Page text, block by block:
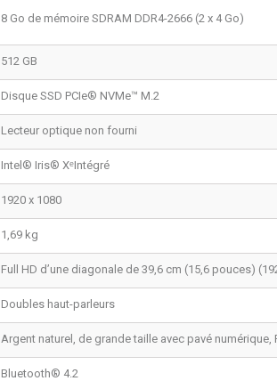
8 Go de mémoire SDRAM DDR4-2666 (2 x 4 Go)
512 GB
Disque SSD PCIe® NVMe™ M.2
Lecteur optique non fourni
Intel® Iris® XᵉIntégré
1920 x 1080
1,69 kg
Full HD d’une diagonale de 39,6 cm (15,6 pouces)
Doubles haut-parleurs
Argent naturel, de grande taille avec pavé numérique,
Bluetooth® 4.2